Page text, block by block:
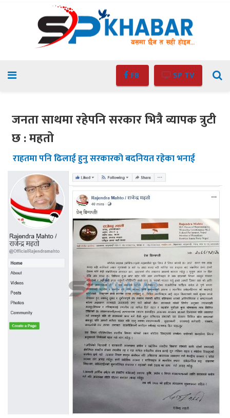
FB SP TV
जनता साथमा रहेपनि सरकार भित्रै व्यापक त्रुटी
छ : महतो
राहतमा पनि ढिलाई हुनु सरकारको बदनियत रहेका भनाई